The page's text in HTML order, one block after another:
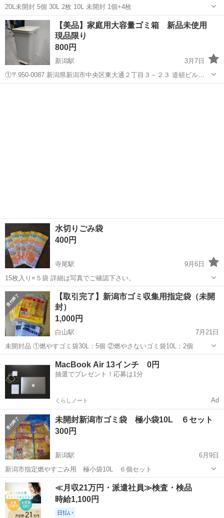
20L未開封 5個 30L 2枚 10L 未開封 1個+4枚
新潟 新潟市 白山駅 掃除用具
【美品】家庭用大容量ゴミ箱 新品未使用
現品限り
800円
新潟駅
3月7日
①〒950-0087 新潟県新潟市中央区東大通２丁目３－２３ 道頓ビル
3F 買取マクサス東大通り店 ②〒950-0021 新潟県新潟市東区物見
水切りごみ袋
400円
寺尾駅
9月6日
15枚入り×５袋 詳細は写真でご確認下さい。
新潟 新潟市 寺尾駅 掃除用具 ごみ
【取引完了】新潟市ゴミ収集用指定袋（未開
封）
1,000円
白山駅
7月21日
未開封品 ①燃やすゴミ袋30L：5個 ②燃やさないゴミ袋10L：2個
掃除用具
MacBook Air 13インチ 0円
抽選でプレゼント！応募は1分
くらしノート Ad
未開封新潟市ゴミ袋 極小袋10L ６セット
300円
新潟駅
6月9日
新潟市指定燃やすごみ用 極小袋10L ６個セット
新潟 新潟市 新潟駅 掃除用具 ごみ
≪月収21万円・派遣社員≫検査・検品
時給1,100円
日払い